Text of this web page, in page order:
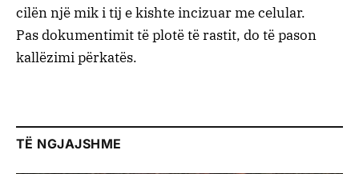
cilën një mik i tij e kishte incizuar me celular.
​Pas dokumentimit të plotë të rastit, do të pason
kallëzimi përkatës.
TË NGJAJSHME